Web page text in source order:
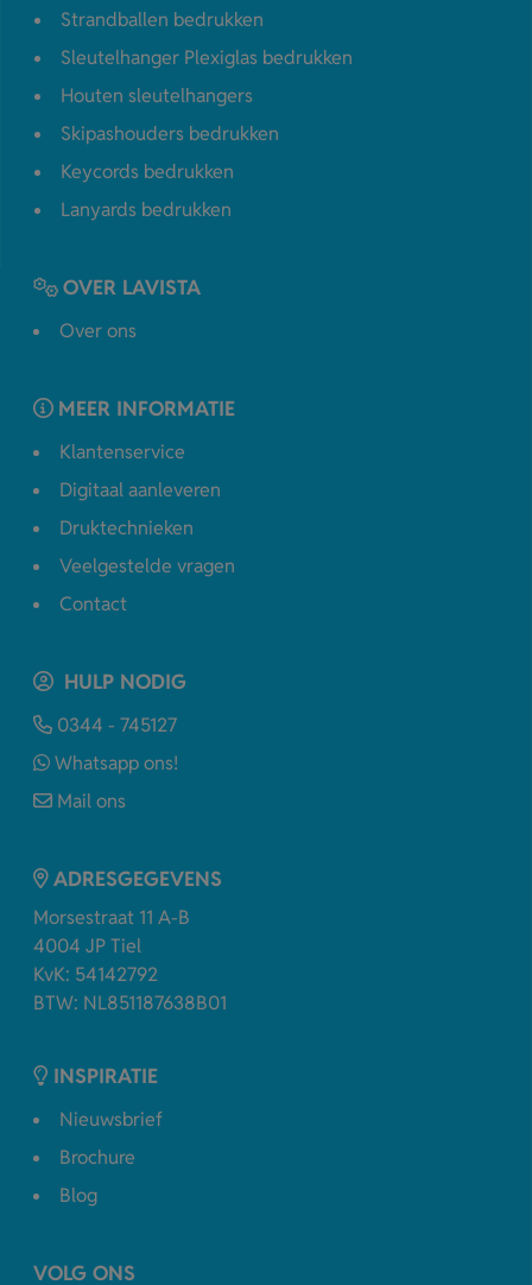
Strandballen bedrukken
Sleutelhanger Plexiglas bedrukken
Houten sleutelhangers
Skipashouders bedrukken
Keycords bedrukken
Lanyards bedrukken
OVER LAVISTA
Over ons
MEER INFORMATIE
Klantenservice
Digitaal aanleveren
Druktechnieken
Veelgestelde vragen
Contact
HULP NODIG
0344 - 745127
Whatsapp ons!
Mail ons
ADRESGEGEVENS
Morsestraat 11 A-B
4004 JP Tiel
KvK: 54142792
BTW: NL851187638B01
INSPIRATIE
Nieuwsbrief
Brochure
Blog
VOLG ONS